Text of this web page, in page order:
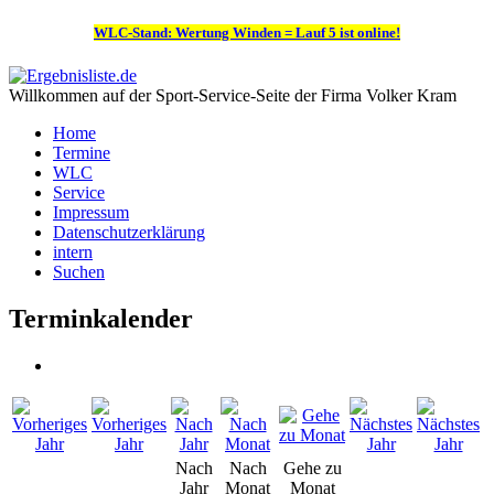
WLC-Stand: Wertung Winden = Lauf 5 ist online!
Willkommen auf der Sport-Service-Seite der Firma Volker Kram
Home
Termine
WLC
Service
Impressum
Datenschutzerklärung
intern
Suchen
Terminkalender
Nach
Jahr
Nach
Monat
Gehe zu
Monat